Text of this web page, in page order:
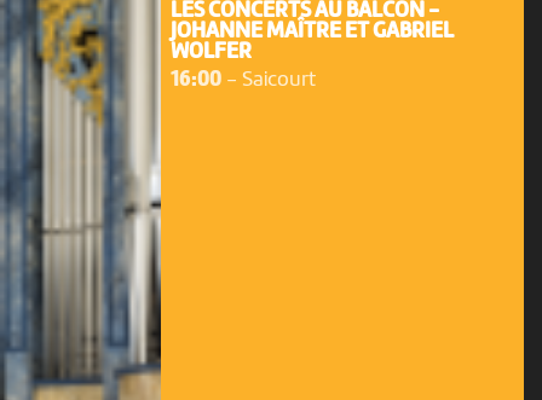
LES CONCERTS AU BALCON -
JOHANNE MAÎTRE ET GABRIEL
WOLFER
16:00- Saicourt